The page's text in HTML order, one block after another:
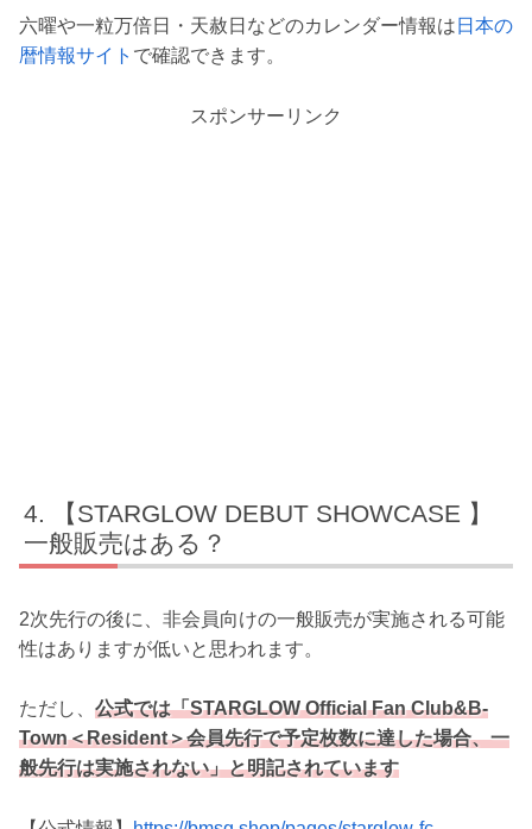
六曜や一粒万倍日・天赦日などのカレンダー情報は 日本の
暦情報サイト で確認できます。
スポンサーリンク
【STARGLOW DEBUT SHOWCASE 】
一般販売はある？
2次先行の後に、非会員向けの一般販売が実施される可能
性はありますが低いと思われます。
ただし、 公式では「STARGLOW Official Fan Club&B-
Town＜Resident＞会員先行で予定枚数に達した場合、一
般先行は実施されない」と明記されています